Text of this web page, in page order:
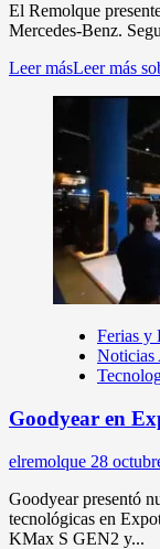
El Remolque
Mercedes-Benz.
Leer másLeer más
Ferias y
Noticias
Goodyear en
elremolque 28
Goodyear presentó
tecnológicas en
KMax S GEN2 y...